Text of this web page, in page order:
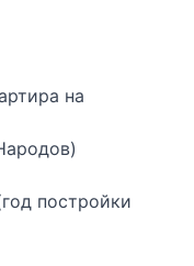
на
постройки